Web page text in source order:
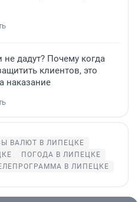
не дадут? Почему когда
клиентов, это
наказание
ВАЛЮТ В ЛИПЕЦКЕ
ПОГОДА В ЛИПЕЦКЕ
В ЛИПЕЦКЕ